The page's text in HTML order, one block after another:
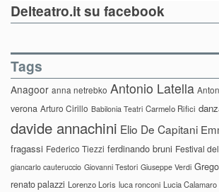
Delteatro.it su facebook
Tags
Anagoor anna netrebko Antonio Latella
verona Arturo Cirillo Babilonia Teatri Carmelo Rifici
davide annachini Elio De Capitani
fragassi Federico Tiezzi ferdinando bruni Festival
giancarlo cauteruccio Giovanni Testori Giuseppe Verdi
renato palazzi Lorenzo Loris luca ronconi Lucia Calamaro